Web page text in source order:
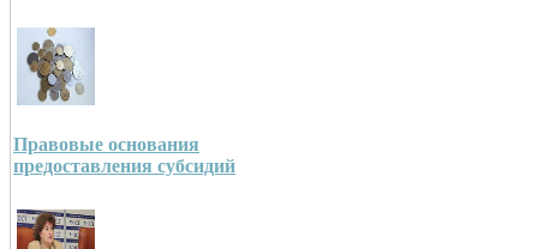
Правовые основания
предоставления субсидий